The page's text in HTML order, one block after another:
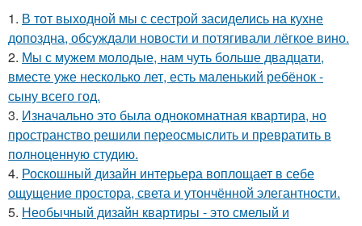
1. В тот выходной мы с сестрой засиделись на кухне
допоздна, обсуждали новости и потягивали лёгкое вино.
2. Мы с мужем молодые, нам чуть больше двадцати,
вместе уже несколько лет, есть маленький ребёнок -
сыну всего год.
3. Изначально это была однокомнатная квартира, но
пространство решили переосмыслить и превратить в
полноценную студию.
4. Роскошный дизайн интерьера воплощает в себе
ощущение простора, света и утончённой элегантности.
5. Необычный дизайн квартиры - это смелый и